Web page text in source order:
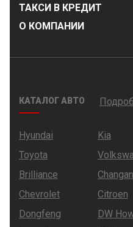
ТАКСИ В КРЕДИТ
О КОМПАНИИ
КАТАЛОГ АВТО
Hyundai Kia
Toyota
Brilliance
Changan
Chevrolet
Citroen
Dongfeng
DW